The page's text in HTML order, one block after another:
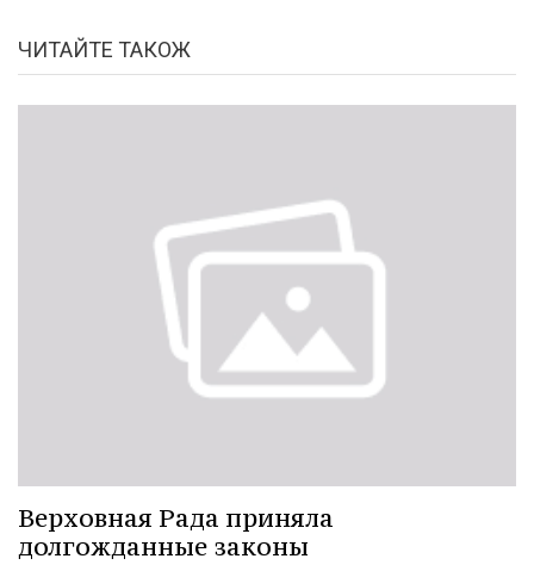
ЧИТАЙТЕ ТАКОЖ
Верховная Рада приняла
долгожданные законы